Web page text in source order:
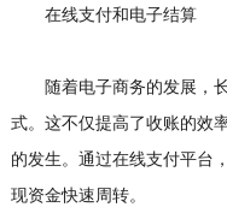
在线支付和电子结算
随着电子商务的发展，长
式。这不仅提高了收账的效
的发生。通过在线支付平台
现资金快速周转。